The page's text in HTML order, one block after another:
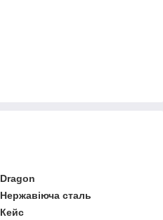
Dragon
Нержавіюча сталь
Кейс